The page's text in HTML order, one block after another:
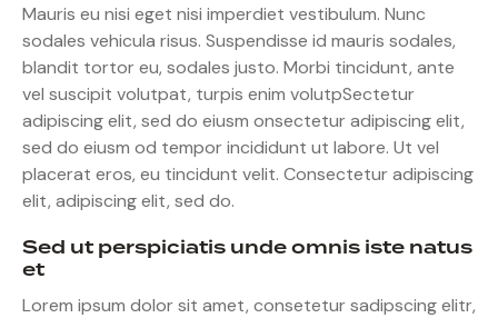
Mauris eu nisi eget nisi imperdiet vestibulum. Nunc
sodales vehicula risus. Suspendisse id mauris sodales,
blandit tortor eu, sodales justo. Morbi tincidunt, ante
vel suscipit volutpat, turpis enim volutpSectetur
adipiscing elit, sed do eiusm onsectetur adipiscing elit,
sed do eiusm od tempor incididunt ut labore. Ut vel
placerat eros, eu tincidunt velit. Consectetur adipiscing
elit, adipiscing elit, sed do.
Sed ut perspiciatis unde omnis iste natus
et
Lorem ipsum dolor sit amet, consetetur sadipscing elitr,